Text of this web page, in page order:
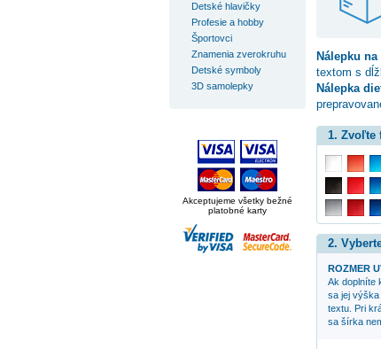
Detské hlavičky
Profesie a hobby
Športovci
Znamenia zverokruhu
Detské symboly
3D samolepky
Akceptujeme všetky bežné
platobné karty
Nálepku na
textom s
Nálepka
1. Zvoľte
2.
ROZMER
Ak doplníte
sa jej
textu. Pri
sa šírka